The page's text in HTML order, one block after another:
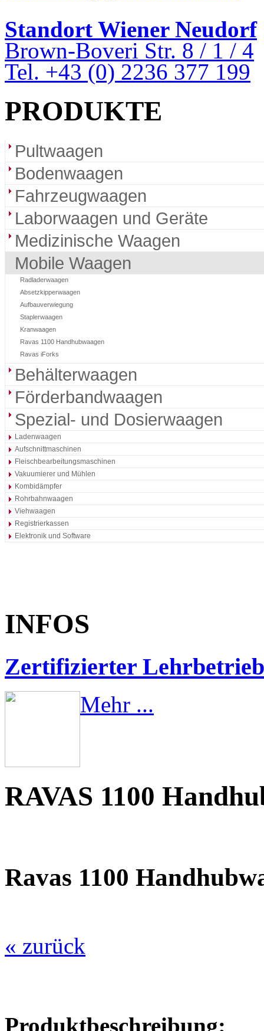
Standort Wiener Neudorf
Brown-Boveri Str. 8 / 1 / 4
Tel. +43 (0) 2236 377 199
PRODUKTE
Pultwaagen
Bodenwaagen
Fahrzeugwaagen
Laborwaagen und Geräte
Medizinische Waagen
Mobile Waagen
Radladerwaagen
Absetzkipperwaagen
Aufbauverwiegung
Staplerwaagen
Kranwaagen
Ravas 1100 Handhubwaagen
Ravas iForks
Behälterwaagen
Förderbandwaagen
Spezial- und Dosierwaagen
Ladenwaagen
Aufschnittmaschinen
Fleischbearbeitungsmaschinen
Vakuumierer und Mühlen
Kombidämpfer
Rohrbahnwaagen
Viehwaagen
Registrierkassen
Elektronik und Software
INFOS
Zertifizierter Lehrbetrieb
Mehr ...
RAVAS 1100
Ravas 1100
« zurück
Produktbeschreibung: